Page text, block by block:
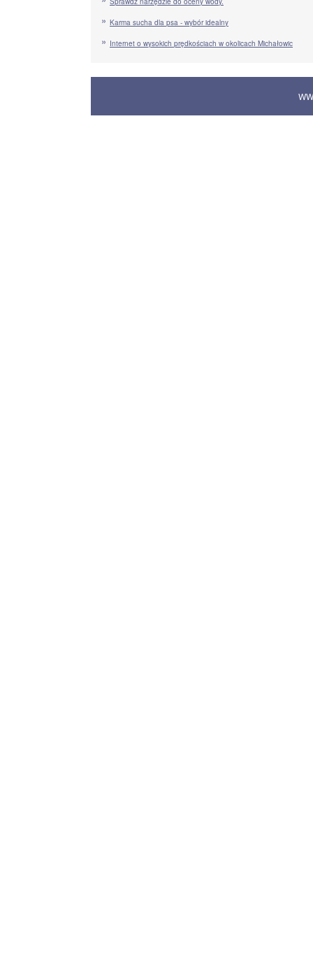
Karma sucha dla psa - wybór idealny
Internet o wysokich prędkościach w okolicach Michałowic